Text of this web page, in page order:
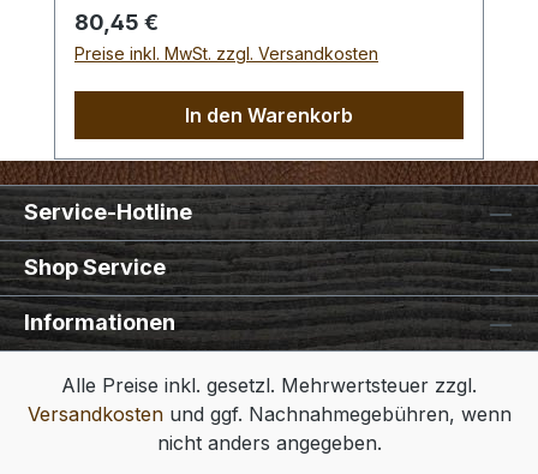
mm. Bitte benutzen Sie zum Schlagen
unbedingt einen geeigneten Hammer
(keinen Stahlhammer) und eine geeignete
eine Beschädigung des Werkzeugs
auszuschliessen, siehe Zubehör.
Regulärer Preis:
80,45 €
Preise inkl. MwSt. zzgl. Versandkosten
In den Warenkorb
Service-Hotline
Shop Service
Informationen
Alle Preise inkl. gesetzl. Mehrwertsteuer zzgl.
Versandkostenund ggf. Nachnahmegebühren, wenn
nicht anders angegeben.